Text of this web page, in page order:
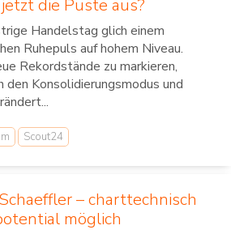
die Puste aus?
Handelstag glich einem
Ruhepuls auf hohem Niveau.
Rekordstände zu markieren,
Konsolidierungsmodus und
Scout24
– charttechnisch
möglich